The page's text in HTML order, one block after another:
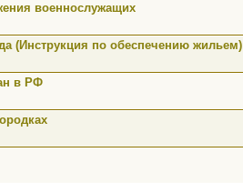
военнослужащих
(Инструкция по обеспечению жильем)
в РФ